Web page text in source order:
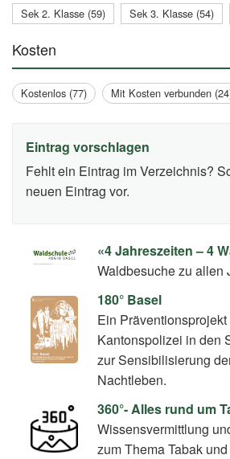
«4 Jahreszeiten – 4
Waldbesuche zu allen
180° Basel
Ein
Kantonspolizei in den
zur Sensibilisierung
Nachtleben.
360°- Alles rund um
Wissensvermittlung
zum Thema Tabak
Sek 2. Klasse (59)
Sek 3. Klasse (54)
Kosten
Kostenlos (77) Mit Kosten verbunden
Eintrag vorschlagen
Fehlt ein Eintrag im Verzeichnis?
neuen Eintrag vor.